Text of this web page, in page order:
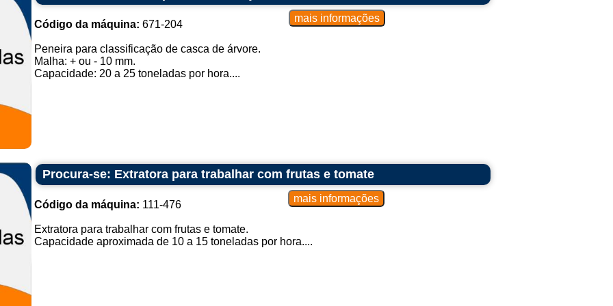
Código da máquina: 671-204
Peneira para classificação de casca de árvore.
Malha: + ou - 10 mm.
Capacidade: 20 a 25 toneladas por hora....
Procura-se: Extratora para trabalhar com frutas e tomate
Código da máquina: 111-476
Extratora para trabalhar com frutas e tomate.
Capacidade aproximada de 10 a 15 toneladas por hora....